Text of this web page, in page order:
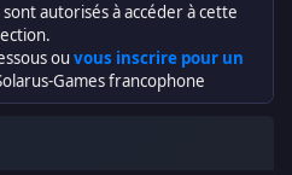
autorisés à accéder à cette
ou vous inscrire pour un
Games francophone